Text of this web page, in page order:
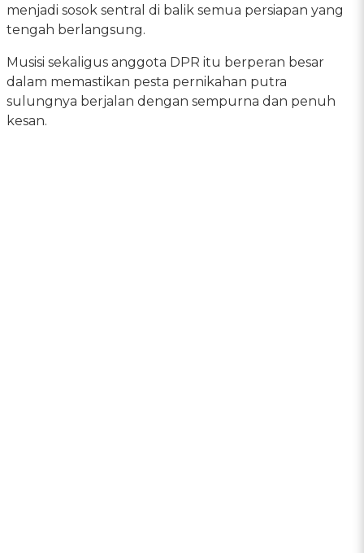
menjadi sosok sentral di balik semua persiapan yang
tengah berlangsung.
Musisi sekaligus anggota DPR itu berperan besar
dalam memastikan pesta pernikahan putra
sulungnya berjalan dengan sempurna dan penuh
kesan.